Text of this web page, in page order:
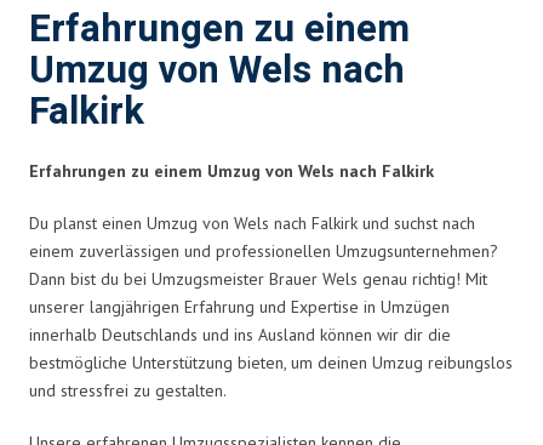
Erfahrungen zu einem
Umzug von Wels nach
Falkirk
Erfahrungen zu einem Umzug von Wels nach Falkirk
Du planst einen Umzug von Wels nach Falkirk und suchst nach
einem zuverlässigen und professionellen Umzugsunternehmen?
Dann bist du bei Umzugsmeister Brauer Wels genau richtig! Mit
unserer langjährigen Erfahrung und Expertise in Umzügen
innerhalb Deutschlands und ins Ausland können wir dir die
bestmögliche Unterstützung bieten, um deinen Umzug reibungslos
und stressfrei zu gestalten.